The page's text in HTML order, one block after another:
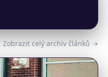
Zobrazit celý archiv článků →